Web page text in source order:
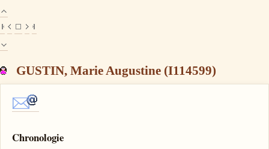
GUSTIN, Marie Augustine (I114599)
Chronologie